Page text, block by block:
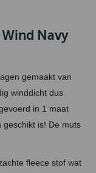
Navy
gemaakt van
winddicht dus
in 1 maat
geschikt is! De muts
fleece stof wat